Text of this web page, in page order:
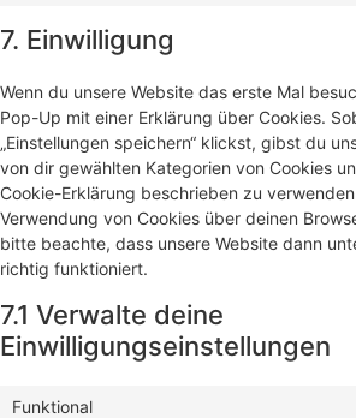
7. Einwilligung
Wenn du unsere Website das erste Mal
Pop-Up mit einer Erklärung über Cookies.
„Einstellungen speichern“ klickst, gibst du
von dir gewählten Kategorien von Cookies
Cookie-Erklärung beschrieben zu
Verwendung von Cookies über deinen
bitte beachte, dass unsere Website dann
richtig funktioniert.
7.1 Verwalte deine
Einwilligungseinstellungen
Funktional